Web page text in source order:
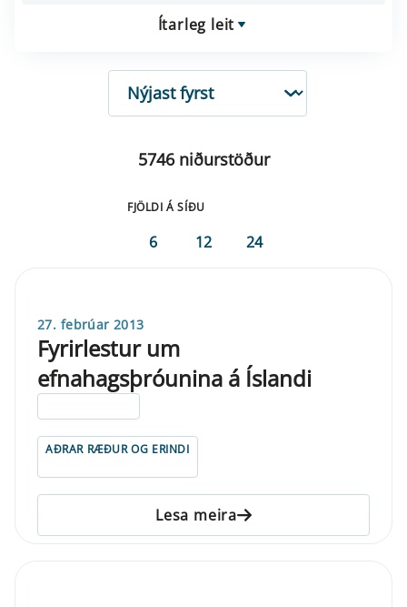
Ítarleg leit
RÖÐUN
5746 niðurstöður
FJÖLDI Á SÍÐU
6 12 24
27. febrúar 2013
Fyrirlestur um
efnahagsþróunina á Íslandi
AÐRAR RÆÐUR OG ERINDI
Lesa meira